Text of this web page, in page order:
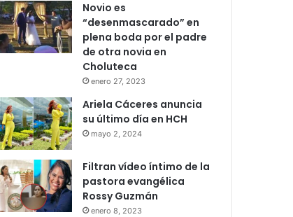
Novio es
“desenmascarado” en
plena boda por el padre
de otra novia en
Choluteca
enero 27, 2023
Ariela Cáceres anuncia
su último día en HCH
mayo 2, 2024
Filtran vídeo íntimo de la
pastora evangélica
Rossy Guzmán
enero 8, 2023